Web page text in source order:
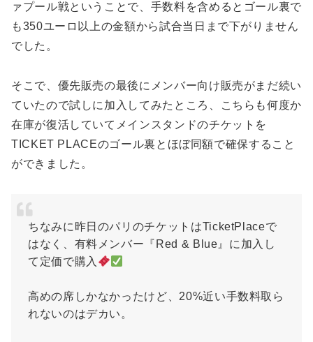
ァプール戦ということで、手数料を含めるとゴール裏で
も350ユーロ以上の金額から試合当日まで下がりません
でした。
そこで、優先販売の最後にメンバー向け販売がまだ続い
ていたので試しに加入してみたところ、こちらも何度か
在庫が復活していてメインスタンドのチケットを
TICKET PLACEのゴール裏とほぼ同額で確保すること
ができました。
ちなみに昨日のパリのチケットはTicketPlaceで
はなく、有料メンバー『Red & Blue』に加入し
て定価で購入
高めの席しかなかったけど、20%近い手数料取ら
れないのはデカい。